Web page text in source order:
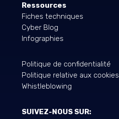
Ressources
Fiches techniques
Cyber Blog
Infographies
Politique de confidentialité
Politique relative aux cookies
Whistleblowing
SUIVEZ-NOUS SUR: